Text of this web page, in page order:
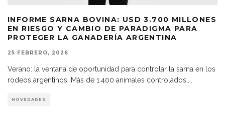
INFORME SARNA BOVINA: USD 3.700 MILLONES
EN RIESGO Y CAMBIO DE PARADIGMA PARA
PROTEGER LA GANADERÍA ARGENTINA
25 FEBRERO, 2026
Verano: la ventana de oportunidad para controlar la sarna en los
rodeos argentinos. Más de 1.400 animales controlados.
NOVEDADES